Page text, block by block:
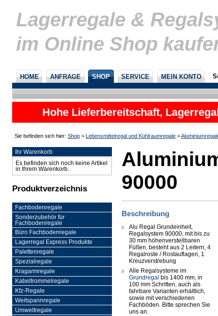
Lagerregale &
im Online Shop
HOME ANFRAGE SHOP SERVICE MEIN KONTO
Hohe Lieferbereitschaft,
nicht
Sie befinden sich hier: Shop > Lebensmittelregal und Kühlraumregale >
Ihr Warenkorb
Es befinden sich noch keine Artikel
in Ihrem Warenkorb.
Produktverzeichnis
Fachbodenregale
Sonderzubehör für
Fachbodenregale
Büro Fachbodenregale
Lagerregal Express Produkte
Palettenregale
Spezialregale
Kragarmregale
Kabeltrommelregale
Kfz-Regale
Weitspannregale
Umweltregale
90000
Beschreibung
Alu Regal Grundeinheit,
Regalsystem 90000, mit bis zu
30 mm höhenverstellbaren
Füßen, besteht aus 2 Leitern, 4
Regalroste / Rostauflagen, 1
Kreuzverstrebung
Alle Regalsysteme im
Grundregal bis 1400 mm, in
100 mm Schritten, auch als
fahrbare Varianten erhältlich,
sowie mit verschiedenen
Fachböden. Bitte sprechen Sie
uns an.